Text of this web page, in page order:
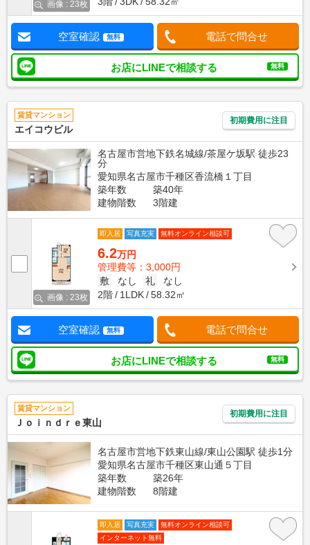
画像 : 23枚
空室確認 無料 電話で問合せ
お店にLINEで相談する 無料
賃貸マンション
エイコウビル
初期費用に注目
名古屋市営地下鉄名城線/茶屋ケ坂駅 徒歩23
分
愛知県名古屋市千種区香流橋１丁目
築年数
築40年
建物階数
3階建
画像 : 23枚
即入居 写真充実 無料オンライン相談可
6.2万円
管理費等：3,000円
敷
なし 礼
なし
2階
1LDK 58.32㎡
空室確認 無料 電話で問合せ
お店にLINEで相談する 無料
賃貸マンション
Ｊｏｉｎｄｒｅ東山
初期費用に注目
名古屋市営地下鉄東山線/東山公園駅 徒歩1分
愛知県名古屋市千種区東山通５丁目
築年数
築26年
建物階数
8階建
即入居 写真充実
無料オンライン相談可
インターネット無料